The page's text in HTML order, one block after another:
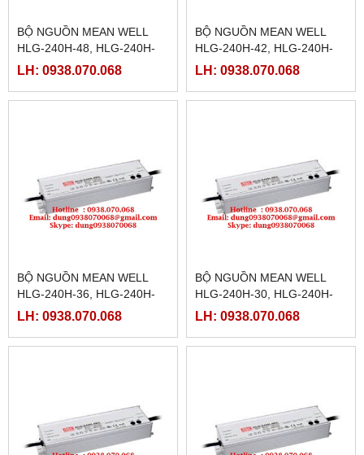
BỘ NGUỒN MEAN WELL
HLG-240H-48, HLG-240H-
48A,HLG-240H-48B,HLG-
LH: 0938.070.068
BỘ NGUỒN MEAN WELL
HLG-240H-42, HLG-240H-
42A,HLG-240H-42B,HLG-
LH: 0938.070.068
BỘ NGUỒN MEAN WELL
HLG-240H-36, HLG-240H-
36A,HLG-240H-36B,HLG-
LH: 0938.070.068
BỘ NGUỒN MEAN WELL
HLG-240H-30, HLG-240H-
30A,HLG-240H-30B,HLG-
LH: 0938.070.068